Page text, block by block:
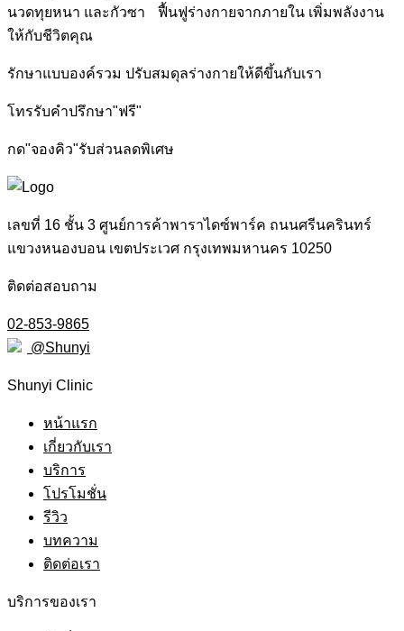
นวดทุยหนา และกัวซา ฟื้นฟูร่างกายจากภายใน เพิ่มพลังงาน
ให้กับชีวิตคุณ
รักษาแบบองค์รวม ปรับสมดุลร่างกายให้ดีขึ้นกับเรา
โทรรับคำปรึกษา"ฟรี"
กด"จองคิว"รับส่วนลดพิเศษ
เลขที่ 16 ชั้น 3 ศูนย์การค้าพาราไดซ์พาร์ค ถนนศรีนครินทร์
แขวงหนองบอน เขตประเวศ กรุงเทพมหานคร 10250
ติดต่อสอบถาม
02-853-9865
@Shunyi
Shunyi Clinic
หน้าแรก
เกี่ยวกับเรา
บริการ
โปรโมชั่น
รีวิว
บทความ
ติดต่อเรา
บริการของเรา